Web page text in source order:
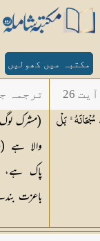
مکتبہ میں کھولیں
26
سُبْحَانَهُ ۚ بَلْ
ترجمہ
جونا
(مشرک
والا ہے
پاک
باعزت